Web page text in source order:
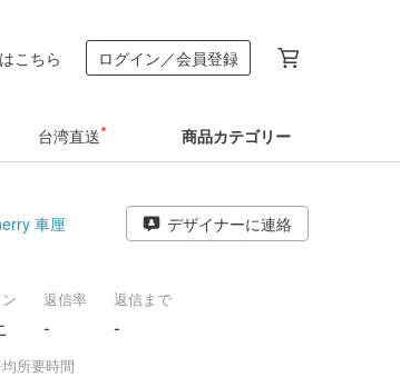
こちら ログイン／会員登録
台湾直送 商品カテゴリー
車厘 デザイナーに連絡
返信率
-
返信まで
-
所要時間